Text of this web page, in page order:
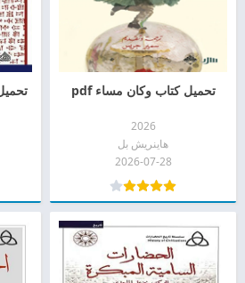
تحميل كتاب وكان مساء pdf
2026
هاينريش بل
2026-07-28